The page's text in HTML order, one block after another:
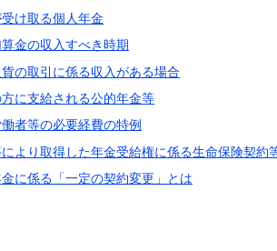
け取る個人年金
金の収入すべき時期
の取引に係る収入がある場合
に支給される公的年金等
者等の必要経費の特例
より取得した年金受給権に係る生命保険契約
に係る「一定の契約変更」とは